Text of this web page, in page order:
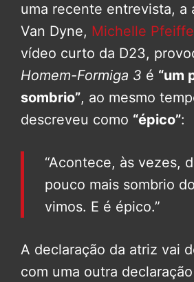
uma recente entrevista, a
Van Dyne, Michelle
vídeo curto da D23,
Homem-Formiga 3 é “um
sombrio”, ao mesmo
descreveu como “épico”:
“Acontece, às vezes,
pouco mais sombrio
vimos. E é épico.”
A declaração da atriz vai
com uma outra